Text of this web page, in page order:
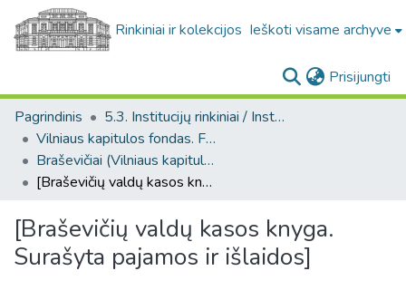
Rinkiniai ir kolekcijos Ieškoti visame archyve
Prisijungti
Pagrindinis
5.3. Institucijų rinkiniai / Institutional collections
Vilniaus kapitulos fondas. F43
Braševičiai (Vilniaus kapitulos fondas. F43. Bažnytinės valdos)
[Braševičių valdų kasos knyga. Surašyta pajamos ir išlaidos]
[Braševičių valdų kasos knyga.
Surašyta pajamos ir išlaidos]